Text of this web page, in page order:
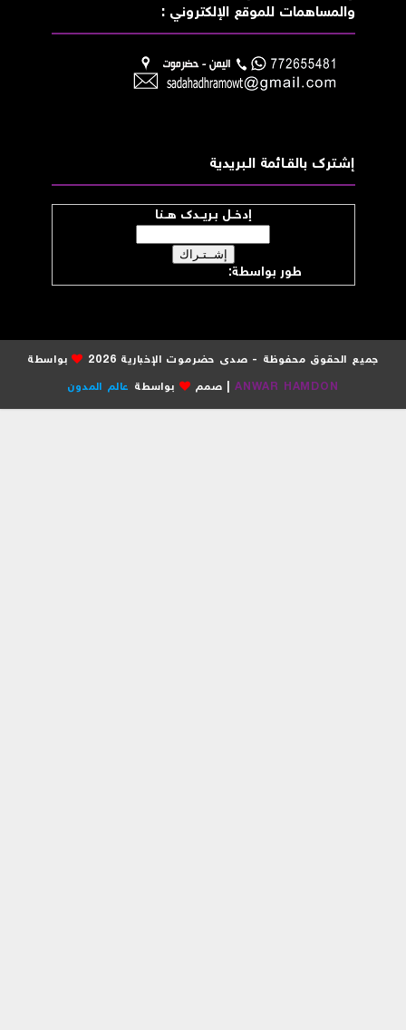
والمساهمات للموقع الإلكتروني :
إشــترك بالقـــائمة الــبريدية
إدخــل بـريــدك هــنا
طور بواسطة:موقع صدى حضرموت
جميع الحقوق محفوظة - صدى حضرموت الإخبارية 2026
بواسطة
ANWAR HAMDON| صمم بواسطةعالم المدون